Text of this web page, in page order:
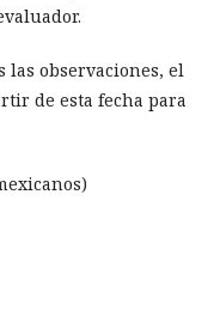
las observaciones, el
de esta fecha para